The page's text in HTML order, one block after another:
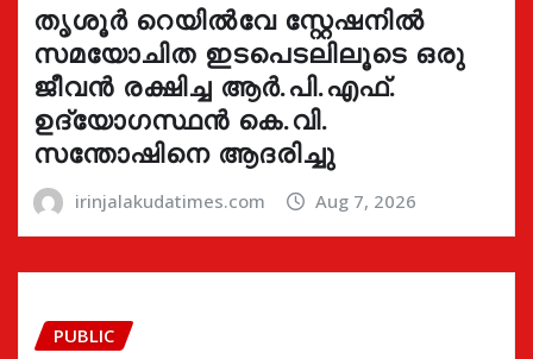
തൃശൂർ റെയിൽവേ സ്റ്റേഷനിൽ
സമയോചിത ഇടപെടലിലൂടെ ഒരു
ജീവൻ രക്ഷിച്ച ആർ.പി.എഫ്.
ഉദ്യോഗസ്ഥൻ കെ.വി.
സന്തോഷിനെ ആദരിച്ചു
irinjalakudatimes.com Aug 7, 2026
PUBLIC